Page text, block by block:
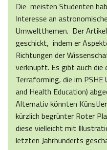
Die meisten Studenten
Interesse an
Umweltthemen. Der
geschickt, indem er
Richtungen der
verknüpft. Es gibt auch die
Terraforming, die im
and Health Education)
Alternativ könnten
kürzlich begrünter Roter
diese vielleicht mit
letzten Jahrhunderts